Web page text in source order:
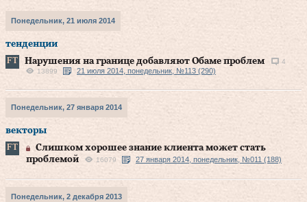
Понедельник, 21 июля 2014
тенденции
Нарушения на границе добавляют Обаме проблем
4
13899
21 июля 2014, понедельник, №113 (290)
Понедельник, 27 января 2014
векторы
Слишком хорошее знание клиента может стать
проблемой
16079 27 января 2014, понедельник, №011 (188)
Понедельник, 2 декабря 2013